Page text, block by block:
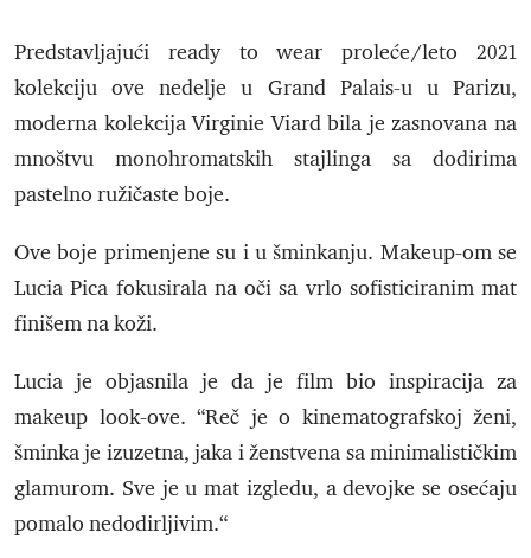
Predstavljajući ready to wear proleće/leto 2021
kolekciju ove nedelje u Grand Palais-u u Parizu,
moderna kolekcija Virginie Viard bila je zasnovana na
mnoštvu monohromatskih stajlinga sa dodirima
pastelno ružičaste boje.
Ove boje primenjene su i u šminkanju. Makeup-om se
Lucia Pica fokusirala na oči sa vrlo sofisticiranim mat
finišem na koži.
Lucia je objasnila je da je film bio inspiracija za
makeup look-ove. “Reč je o kinematografskoj ženi,
šminka je izuzetna, jaka i ženstvena sa minimalističkim
glamurom. Sve je u mat izgledu, a devojke se osećaju
pomalo nedodirljivim.“